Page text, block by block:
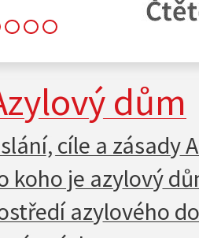
dům
cíle a zásady
koho je azylový
azylového